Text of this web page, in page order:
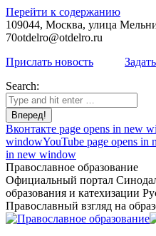
Перейти к содержанию
109044, Москва, улица
70otdelro@otdelro.ru
Прислать новость
Search:
Вконтакте page opens in new
windowYouTube page opens in
in new window
Православное образование
Официальный портал
образования и катехизации
Православный взгляд на